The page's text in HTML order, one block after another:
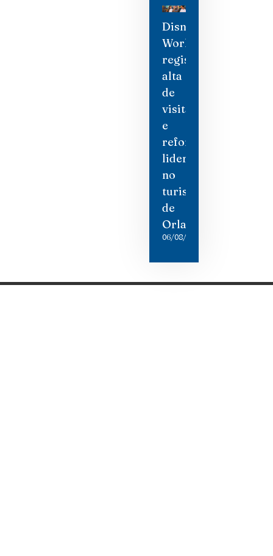
Disney
World
registra
alta
de
visitantes
e
reforça
liderança
no
turismo
de
Orlando
06/08/2026